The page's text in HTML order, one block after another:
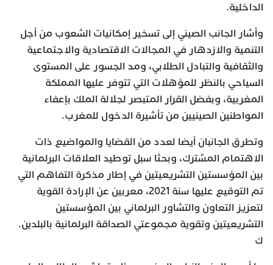
الداخلية.
وأشار الجانب الصيني إلى تسخير إمكانيات الشعوب من أجل
التنمية والازدهار في المجالات الاقتصادية والاجتماعية
والثقافية والتبادل الطلابي، ومد الجسور على المستوى
السياحي بالنظر للمؤهلات التي تتوفر عليها المملكة
المغربية، وبفضل القرار المتبصر لجلالة الملك بإعفاء
المواطنين الصينيين من تأشيرة الدخول للمغرب.
وتطرق الجانبان أيضا لعدد من القضايا والمواضيع ذات
الاهتمام المشترك، وبحثا سبل توطيد العلاقات البرلمانية
بين المؤسستين التشريعيتين في إطار مذكرة التفاهم التي
تم التوقيع عليها سنة 2021، معربين عن الإرادة القوية
لتعزيز التعاون والتشاور البرلماني بين المؤسستين
التشريعيتين وتقوية مجموعتي الصداقة البرلمانية بالبلدين.
ك